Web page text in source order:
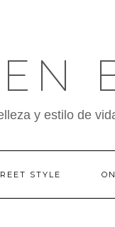
y estilo de
STYLE